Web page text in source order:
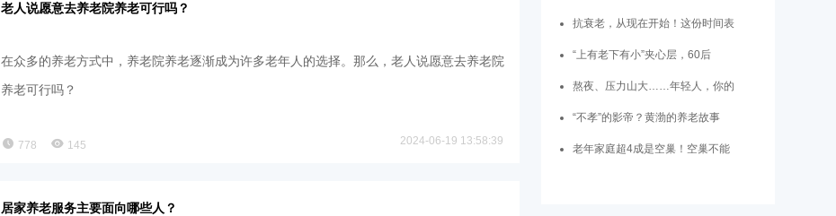
老人说愿意去养老院养老可行吗？
在众多的养老方式中，养老院养老逐渐成为许多老年人的选择。那么，老人说愿意去养老院
养老可行吗？
778 145 2024-06-19 13:58:39
居家养老服务主要面向哪些人？
抗衰老，从现在开始！这份时间表
“上有老下有小”夹心层，60后
熬夜、压力山大……年轻人，你的
“不孝”的影帝？黄渤的养老故事
老年家庭超4成是空巢！空巢不能